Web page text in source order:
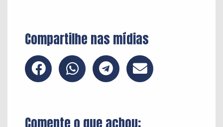
Compartilhe nas mídias